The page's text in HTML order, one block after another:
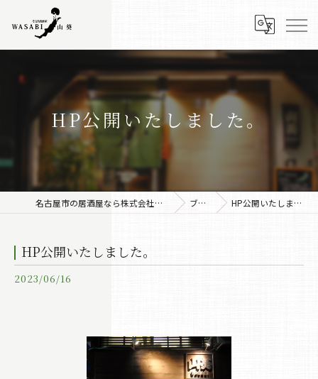
HP公開いたしました。
名古屋市の居酒屋なら株式会社みちしるべ ブログ HP公開いたしました。
HP公開いたしました。
2023/06/16